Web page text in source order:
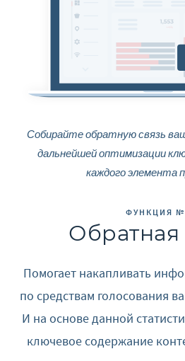
Собирайте обратную связь
дальнейшей оптимизации
каждого элемента
ФУНКЦИЯ
Обратная
Помогает накапливать
по средствам голосования
И на основе данной
ключевое содержание